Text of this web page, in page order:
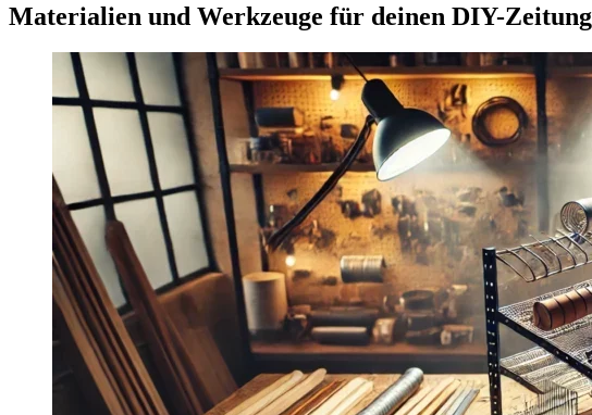
Materialien und Werkzeuge für deinen DIY-